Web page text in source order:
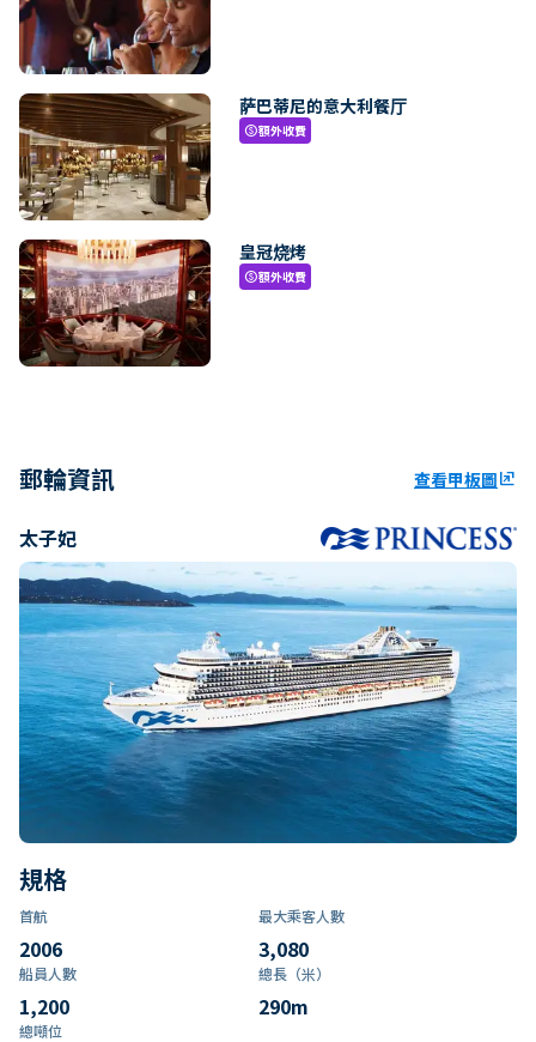
萨巴蒂尼的意大利餐厅
paid額外收費
皇冠烧烤
paid額外收費
郵輪資訊 查看甲板圖ungroup
太子妃
規格
首航
2006
最大乘客人數
3,080
船員人數
1,200
總長（米）
290m
總噸位